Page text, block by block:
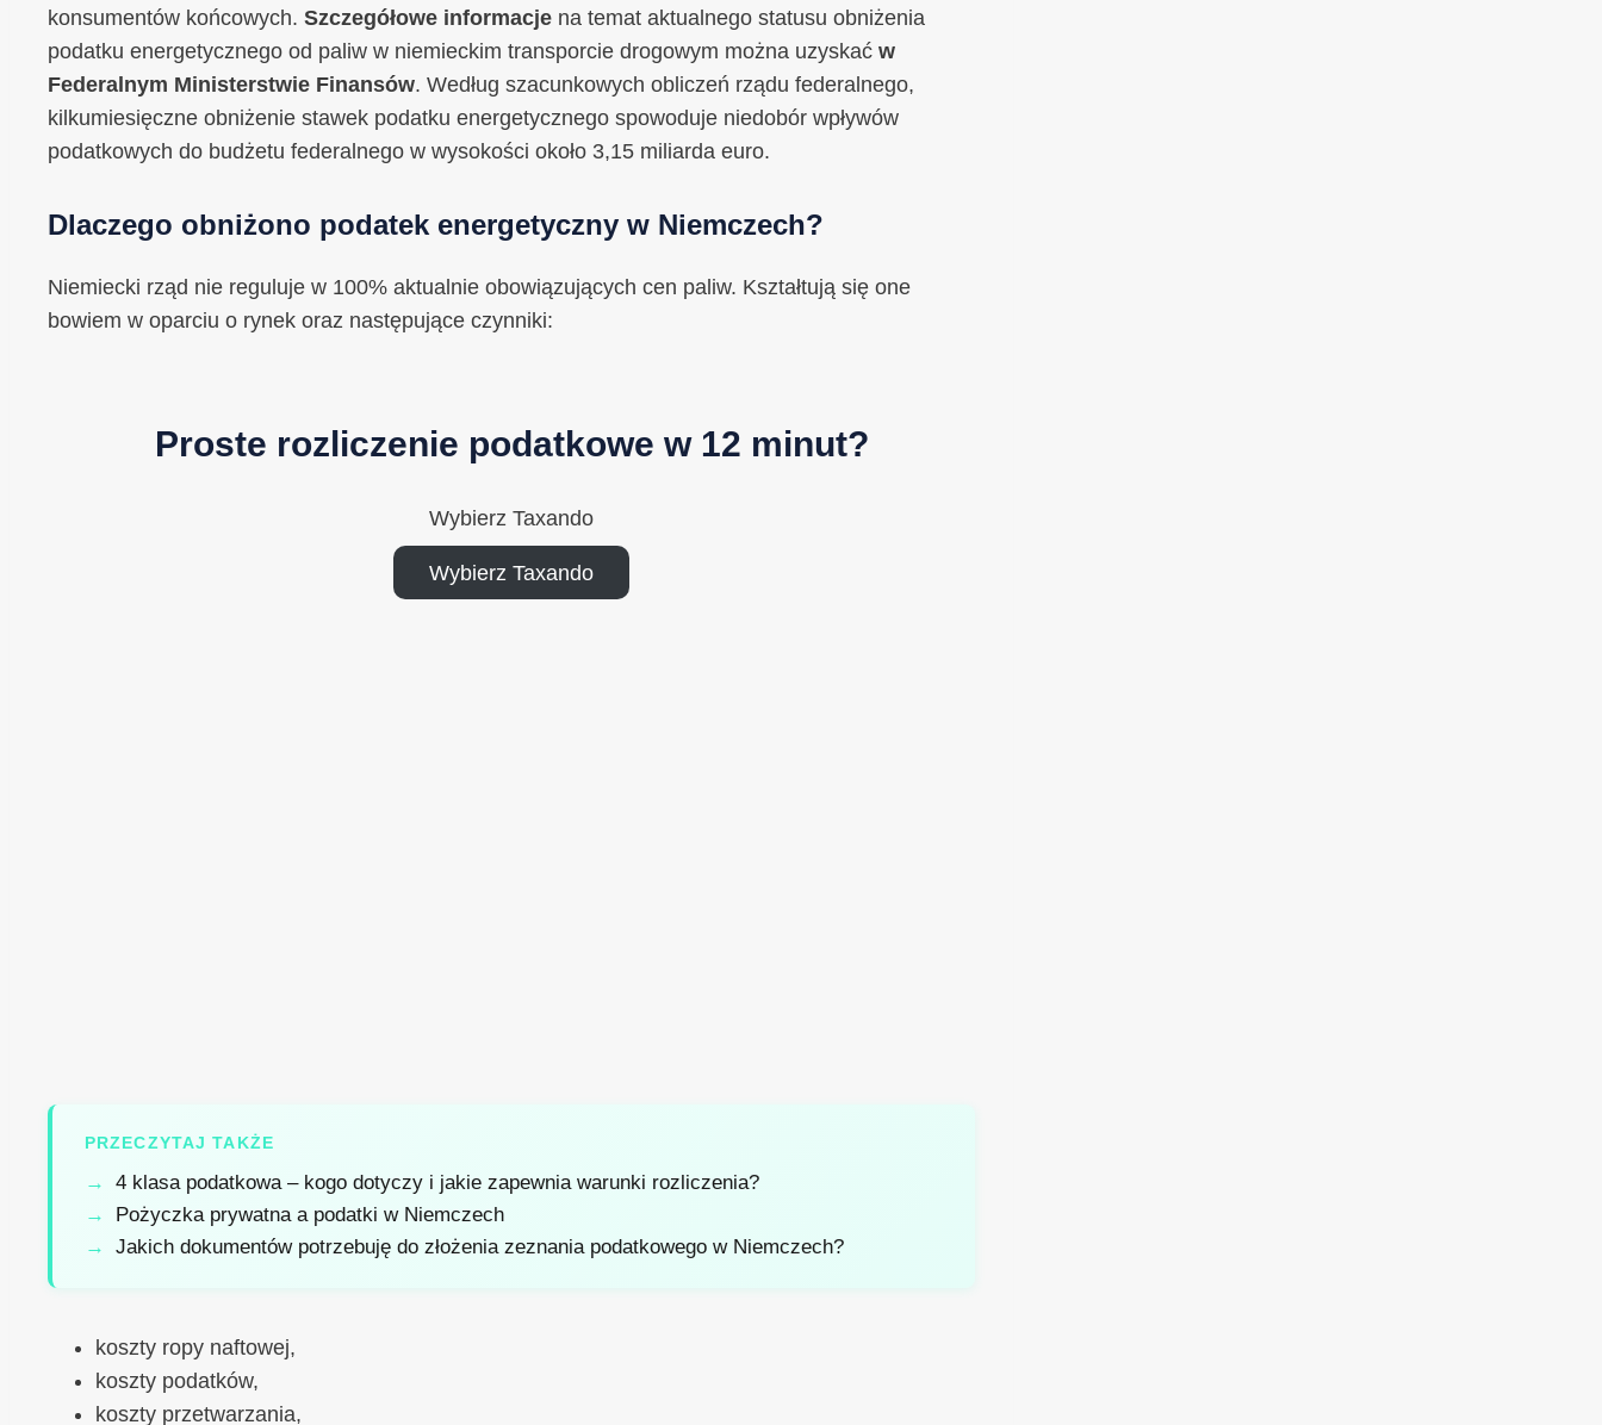
konsumentów końcowych. Szczegółowe informacje na temat aktualnego statusu obniżenia
podatku energetycznego od paliw w niemieckim transporcie drogowym można uzyskać w
Federalnym Ministerstwie Finansów. Według szacunkowych obliczeń rządu federalnego,
kilkumiesięczne obniżenie stawek podatku energetycznego spowoduje niedobór wpływów
podatkowych do budżetu federalnego w wysokości około 3,15 miliarda euro.
Dlaczego obniżono podatek energetyczny w Niemczech?
Niemiecki rząd nie reguluje w 100% aktualnie obowiązujących cen paliw. Kształtują się one
bowiem w oparciu o rynek oraz następujące czynniki:
Proste rozliczenie podatkowe w 12 minut?
Wybierz Taxando
Wybierz Taxando
PRZECZYTAJ TAKŻE
4 klasa podatkowa – kogo dotyczy i jakie zapewnia warunki rozliczenia?
Pożyczka prywatna a podatki w Niemczech
Jakich dokumentów potrzebuję do złożenia zeznania podatkowego w Niemczech?
koszty ropy naftowej,
koszty podatków,
koszty przetwarzania,